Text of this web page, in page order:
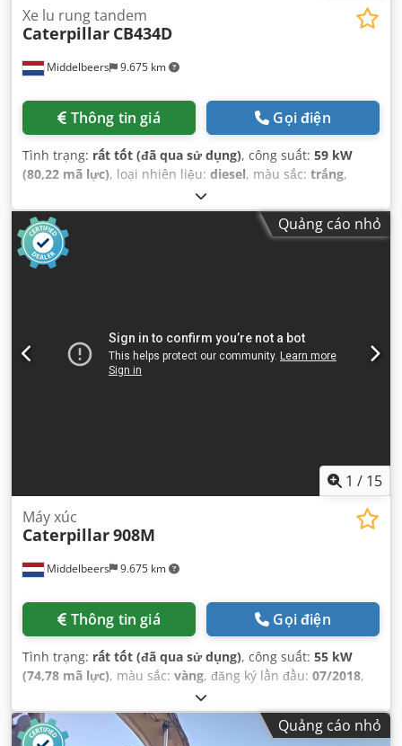
Middelbeers 9.675 km
Xe lu rung tandem
Caterpillar CB434D
Thông tin giá Gọi điện
Tình trạng: rất tốt (đã qua sử dụng), công suất: 59 kW
(80,22 mã lực), loại nhiên liệu: diesel, màu sắc: trắng,
, Năm sản xuất:
động:3.310 h,
Quảng cáo nhỏ
1 / 15
Middelbeers 9.675 km
Máy xúc
Caterpillar908M
Thông tin giá Gọi điện
Tình trạng: rất tốt (đã qua sử dụng), công suất: 55 kW
(74,78 mã lực), màu sắc: vàng, đăng ký lần đầu: 07/2018,
, giờ hoạt động:
máy tính trên xe,
Quảng cáo nhỏ